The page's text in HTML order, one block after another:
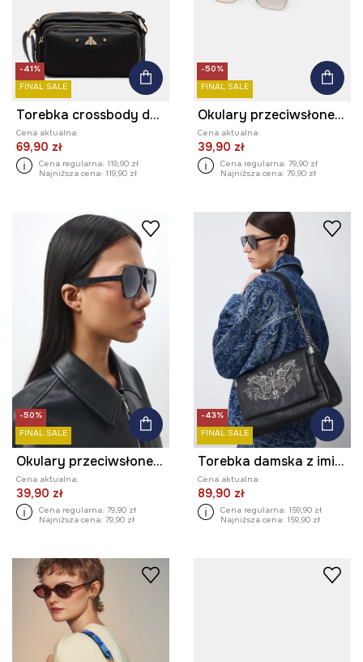
-41%
FINAL SALE
Torebka crossbody damska z imitacji skóry
Cena aktualna:
69,90 zł
Cena regularna: 119,90 zł
Najniższa cena: 119,90 zł
-50%
FINAL SALE
Okulary przeciwsłoneczne damskie
Cena aktualna:
39,90 zł
Cena regularna: 79,90 zł
Najniższa cena: 79,90 zł
-50%
FINAL SALE
Okulary przeciwsłoneczne pilotki damskie
Cena aktualna:
39,90 zł
Cena regularna: 79,90 zł
Najniższa cena: 79,90 zł
-43%
FINAL SALE
Torebka damska z imitacji skóry z ozdobnym haftem
Cena aktualna:
89,90 zł
Cena regularna: 159,90 zł
Najniższa cena: 159,90 zł